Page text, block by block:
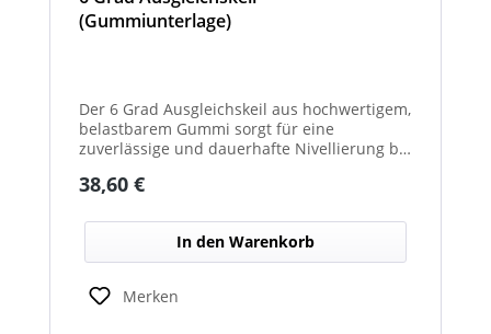
(Gummiunterlage)
Der 6 Grad Ausgleichskeil aus hochwertigem,
belastbarem Gummi sorgt für eine
zuverlässige und dauerhafte Nivellierung bei
seinem festen Neigungswinkel von 6° gleicht
ideal für Maschinen, Möbel, Konstruktionen
oder technische Installationen. Das robuste
Gummimaterial wirkt rutschhemmend,
vibrationsdämpfend und schützt
empfindliche Oberflächen vor
Regulärer Preis:
38,60 €
In den Warenkorb
Merken